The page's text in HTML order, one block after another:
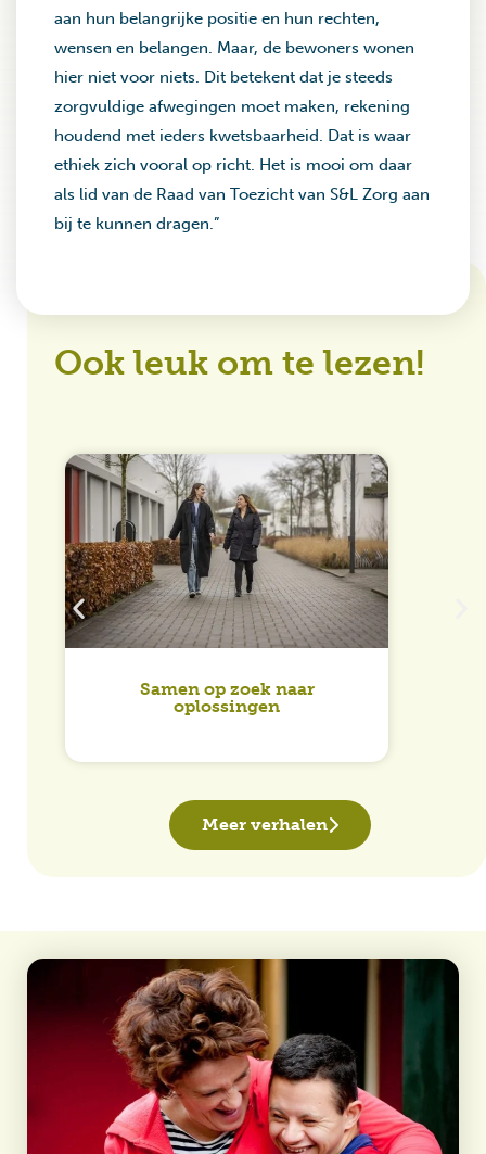
aan hun belangrijke positie en hun rechten,
wensen en belangen. Maar, de bewoners wonen
hier niet voor niets. Dit betekent dat je steeds
zorgvuldige afwegingen moet maken, rekening
houdend met ieders kwetsbaarheid. Dat is waar
ethiek zich vooral op richt. Het is mooi om daar
als lid van de Raad van Toezicht van S&L Zorg aan
bij te kunnen dragen.”
Ook leuk om te lezen!
Samen op zoek naar
oplossingen
Meer verhalen